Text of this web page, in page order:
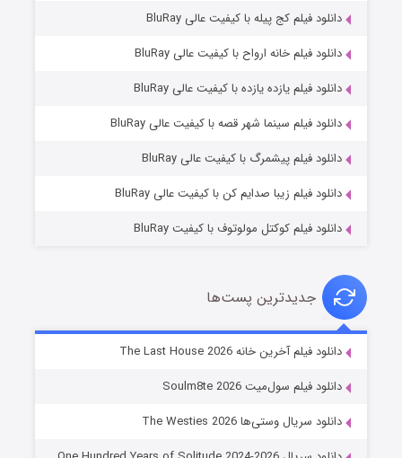
خاندان اژدها فصل ۳
دانلود فیلم کج‌ پیله با کیفیت عالی BluRay
دانلود فیلم خانه ارواح با کیفیت عالی BluRay
دانلود فیلم یازده یازده با کیفیت عالی BluRay
دانلود فیلم سینما شهر قصه با کیفیت عالی BluRay
دانلود فیلم پیشمرگ با کیفیت عالی BluRay
دانلود فیلم زیبا صدایم کن با کیفیت عالی BluRay
دانلود فیلم کوکتل مولوتوف با کیفیت BluRay
جدیدترین پست‌ها
دانلود فیلم آخرین خانه The Last House 2026
دانلود فیلم سول‌میت Soulm8te 2026
دانلود سریال وستی‌ها The Westies 2026